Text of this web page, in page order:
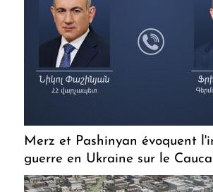
Merz et Pashinyan évoquent
guerre en Ukraine sur le